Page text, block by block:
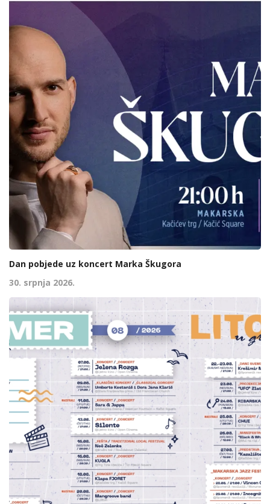
Dan pobjede uz koncert Marka Škugora
30. srpnja 2026.